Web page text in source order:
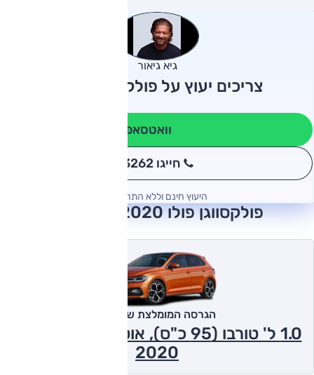
גיא גיאור
צריכים יעוץ על פולקסווגן פולו?
וואטסאפ
חייגו 3262
היעוץ חינם וללא התחייבות
פולקסווגן פולו 2020 חוות דעת
הגרסה המומלצת של אוטו
2020